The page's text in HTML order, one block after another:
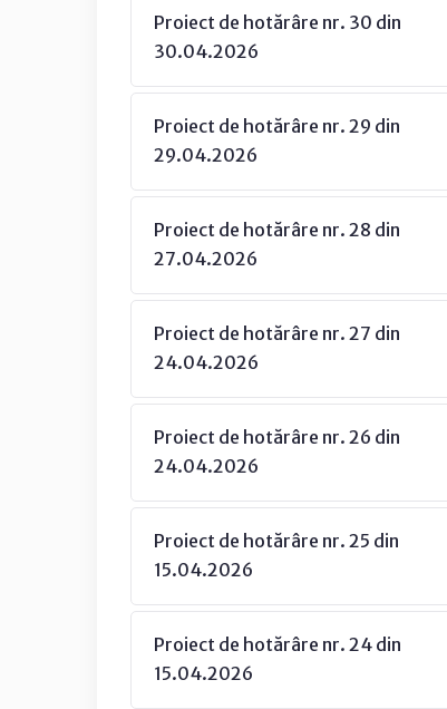
Proiect de hotărâre nr. 30 din
30.04.2026
Proiect de hotărâre nr. 29 din
29.04.2026
Proiect de hotărâre nr. 28 din
27.04.2026
Proiect de hotărâre nr. 27 din
24.04.2026
Proiect de hotărâre nr. 26 din
24.04.2026
Proiect de hotărâre nr. 25 din
15.04.2026
Proiect de hotărâre nr. 24 din
15.04.2026